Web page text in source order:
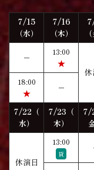
7/15
（水）
7/16
（木）
－
13:00
★
休
18:00
★
－
7/22（
水）
7/23（
木）
7/
休演日
13:00
貸